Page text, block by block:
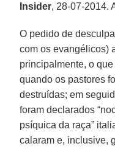
Insider, 28-07-2014.
O pedido de
com os evangélicos)
principalmente, o
quando os pastores
destruídas; em
foram declarados
psíquica da raça”
calaram e, inclusive,